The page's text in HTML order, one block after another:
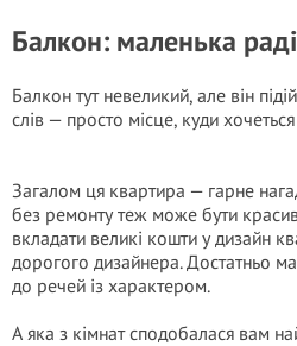
Балкон: маленька
Балкон тут невеликий, але він
слів — просто місце, куди
Загалом ця квартира — гарне
без ремонту теж може бути
вкладати великі кошти у дизайн
дорогого дизайнера. Достатньо
до речей із характером.
А яка з кімнат сподобалася вам